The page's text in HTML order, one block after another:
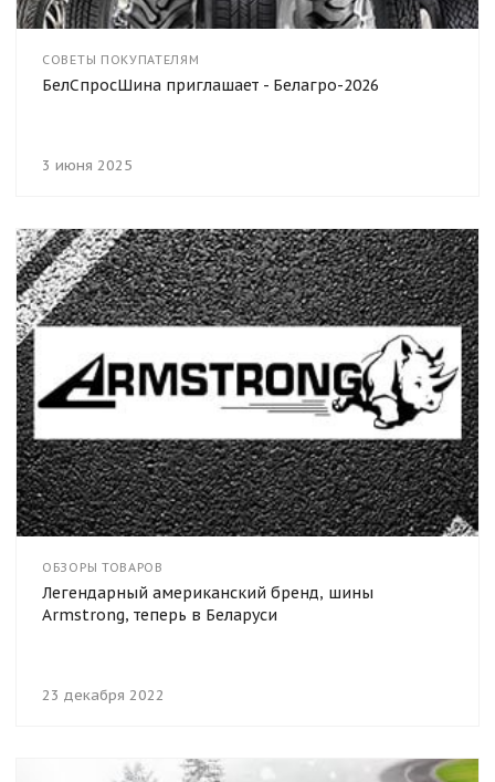
3 июня 2025
СОВЕТЫ ПОКУПАТЕЛЯМ
БелСпросШина приглашает - Белагро-2026
23 декабря 2022
ОБЗОРЫ ТОВАРОВ
Легендарный американский бренд, шины
Armstrong, теперь в Беларуси